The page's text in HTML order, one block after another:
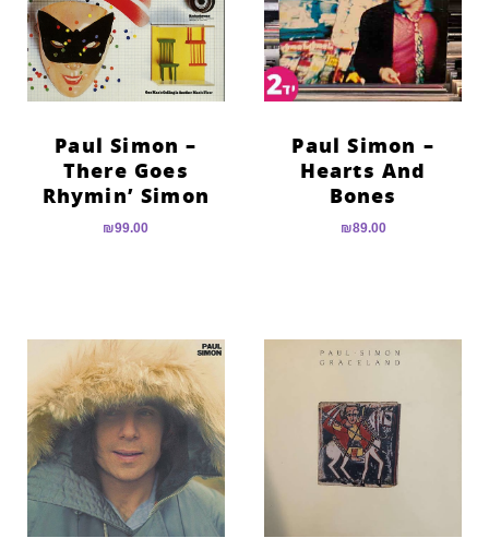
format_underlined הוסף קו תחתון לקישורים
font_download
סמן קישורים
לאפס
cached
Paul Simon –
Hearts And
Bones
₪89.00
Paul Simon –
There Goes
Rhymin’ Simon
₪99.00